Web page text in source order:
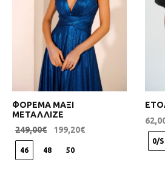
ΦΟΡΕΜΑ ΜΑΞΙ
ΜΕΤΑΛΛΙΖΕ
249,00€ 199,20€
46 48 50
0/S